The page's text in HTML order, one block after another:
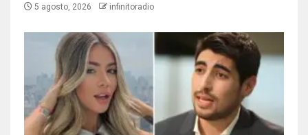
5 agosto, 2026 infinitoradio